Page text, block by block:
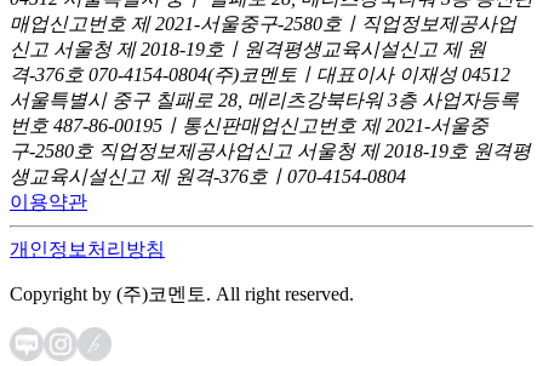
매업신고번호 제 2021-서울중구-2580호ㅣ직업정보제공사업
신고 서울청 제 2018-19호ㅣ원격평생교육시설신고 제 원
격-376호 070-4154-0804(주)코멘토ㅣ대표이사 이재성 04512
서울특별시 중구 칠패로 28, 메리츠강북타워 3층 사업자등록
번호 487-86-00195ㅣ통신판매업신고번호 제 2021-서울중
구-2580호 직업정보제공사업신고 서울청 제 2018-19호 원격평
생교육시설신고 제 원격-376호ㅣ070-4154-0804
이용약관
개인정보처리방침
Copyright by (주)코멘토. All right reserved.